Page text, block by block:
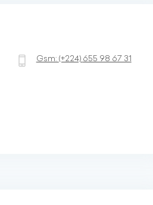
Gsm: (+224) 655 98 67 31